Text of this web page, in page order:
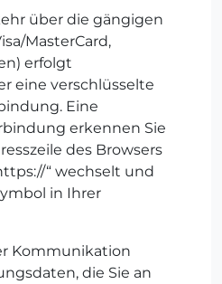
über die gängigen
MasterCard,
erfolgt
eine verschlüsselte
Eine
erkennen Sie
des Browsers
“ wechselt und
in Ihrer
Kommunikation
die Sie an